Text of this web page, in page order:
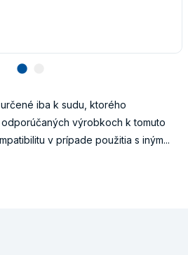
lens
iba k sudu, ktorého
výrobkoch k tomuto
v prípade použitia s iným...